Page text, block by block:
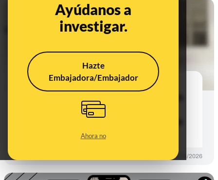
Ayúdanos a
investigar.
Hazte
Embajadora/Embajador
Ahora no
Este vídeo de un hombre
que el Gobierno le ha obligado a
acoger a doce migrantes en su casa
no muestra una situación real
03/08/2026